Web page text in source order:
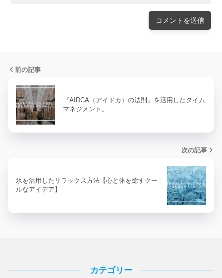
前の記事
『AIDCA（アイドカ）の法則』を活用したタイム
マネジメント。
次の記事
氷を活用したリラックス方法【心と体を癒すクー
ルなアイデア】
カテゴリー